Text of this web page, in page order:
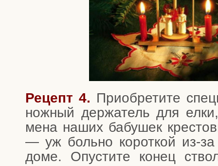
Рецепт 4. При­об­ре­ти­те
нож­ный дер­жа­тель для
ме­на наших бабу­шек
— уж боль­но корот­кой из-
доме. Опу­сти­те конец